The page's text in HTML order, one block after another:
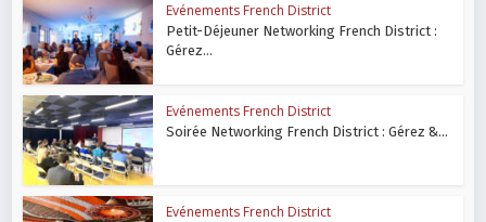
Evénements French District
Petit-Déjeuner Networking French District :
Gérez...
Evénements French District
Soirée Networking French District : Gérez &...
Evénements French District